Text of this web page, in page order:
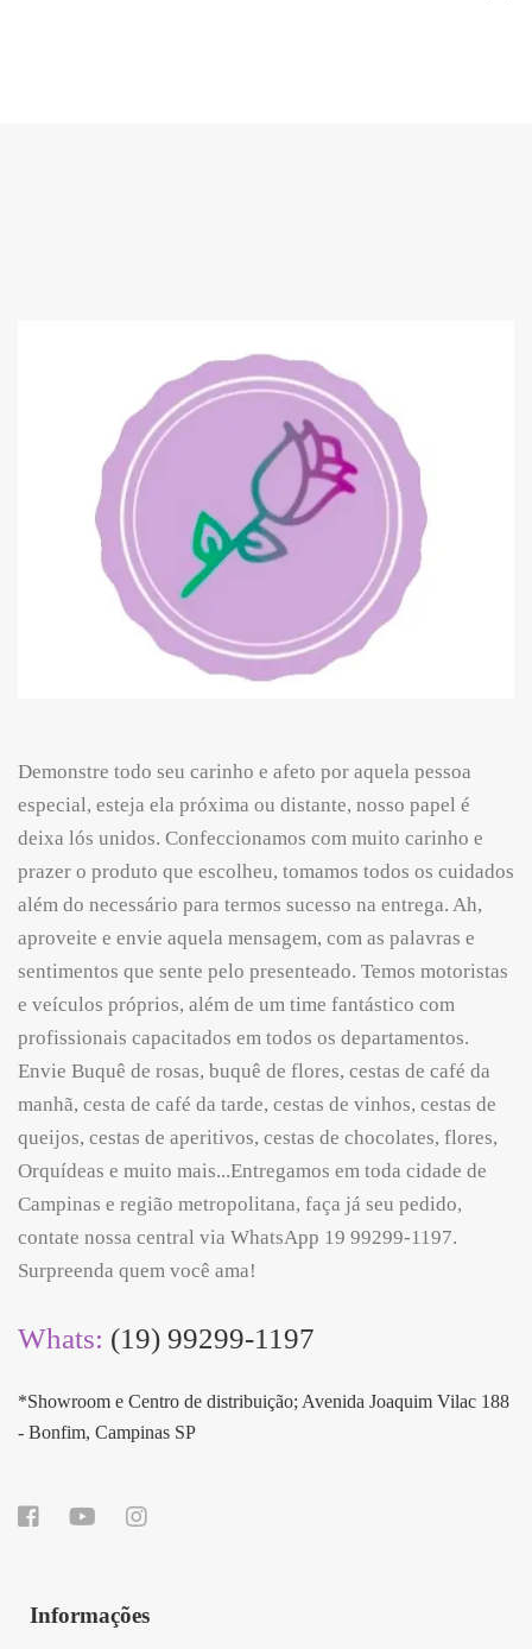
Demonstre todo seu carinho e afeto por aquela pessoa
especial, esteja ela próxima ou distante, nosso papel é
deixa lós unidos. Confeccionamos com muito carinho e
prazer o produto que escolheu, tomamos todos os cuidados
além do necessário para termos sucesso na entrega. Ah,
aproveite e envie aquela mensagem, com as palavras e
sentimentos que sente pelo presenteado. Temos motoristas
e veículos próprios, além de um time fantástico com
profissionais capacitados em todos os departamentos.
Envie Buquê de rosas, buquê de flores, cestas de café da
manhã, cesta de café da tarde, cestas de vinhos, cestas de
queijos, cestas de aperitivos, cestas de chocolates, flores,
Orquídeas e muito mais...Entregamos em toda cidade de
Campinas e região metropolitana, faça já seu pedido,
contate nossa central via WhatsApp 19 99299-1197.
Surpreenda quem você ama!
Whats: (19) 99299-1197
*Showroom e Centro de distribuição; Avenida Joaquim Vilac 188
- Bonfim, Campinas SP
Informações